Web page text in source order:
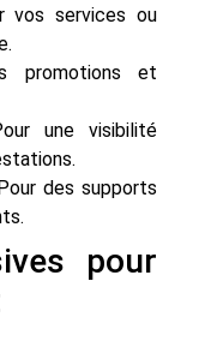
vos services ou
promotions et
une visibilité
des supports
pour